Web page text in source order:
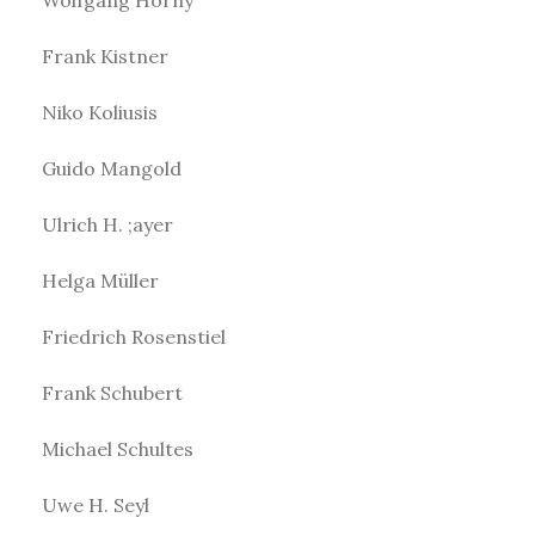
Frank Kistner
Niko Koliusis
Guido Mangold
Ulrich H. ;ayer
Helga Müller
Friedrich Rosenstiel
Frank Schubert
Michael Schultes
Uwe H. Seyl